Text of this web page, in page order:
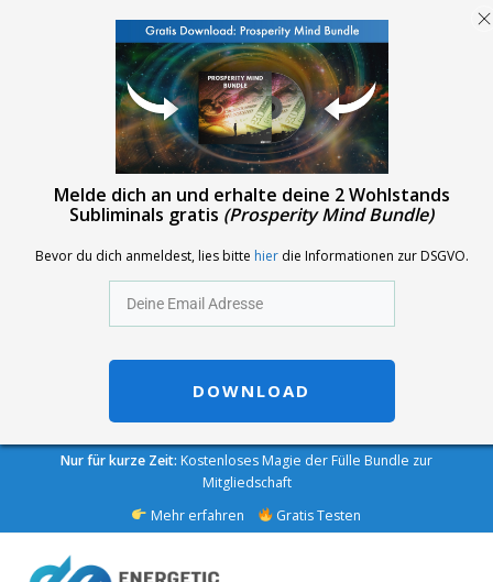
Skip
Nur für kurze Zeit: Kostenloses Magie der Fülle Bundle zur
Mitgliedschaft
Mehr erfahren
Gratis Testen
Melde dich an und erhalte deine 2 Wohlstands
Subliminals gratis (Prosperity Mind Bundle)
Bevor du dich anmeldest, lies bitte hierdie Informationen zur DSGVO.
DOWNLOAD